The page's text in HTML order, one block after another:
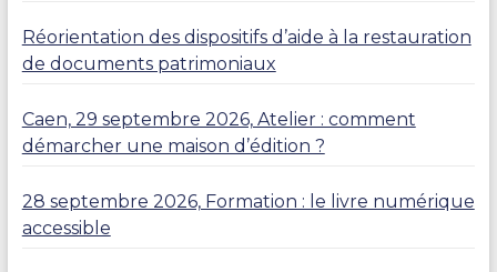
Réorientation des dispositifs d’aide à la restauration
de documents patrimoniaux
Caen, 29 septembre 2026, Atelier : comment
démarcher une maison d’édition ?
28 septembre 2026, Formation : le livre numérique
accessible